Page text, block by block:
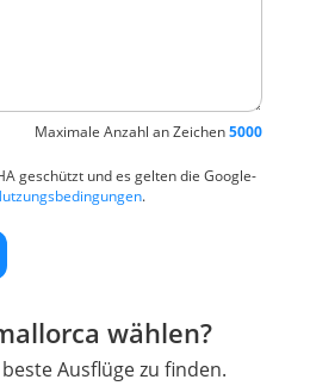
Maximale Anzahl an Zeichen5000
geschützt und es gelten die Google-
.
wählen?
Ausflüge zu finden.